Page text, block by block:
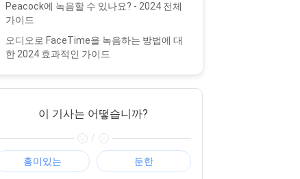
Peacock에 녹음할 수 있나요? - 2024 전체
가이드
오디오로 FaceTime을 녹음하는 방법에 대
한 2024 효과적인 가이드
이 기사는 어떻습니까?
/
흥미있는 둔한